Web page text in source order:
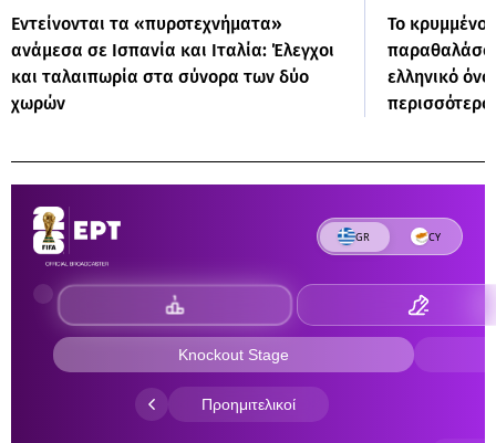
Εντείνονται τα «πυροτεχνήματα»
ανάμεσα σε Ισπανία και Ιταλία: Έλεγχοι
και ταλαιπωρία στα σύνορα των δύο
χωρών
Το κρυμμένο
ελληνικό
περισσότεροι